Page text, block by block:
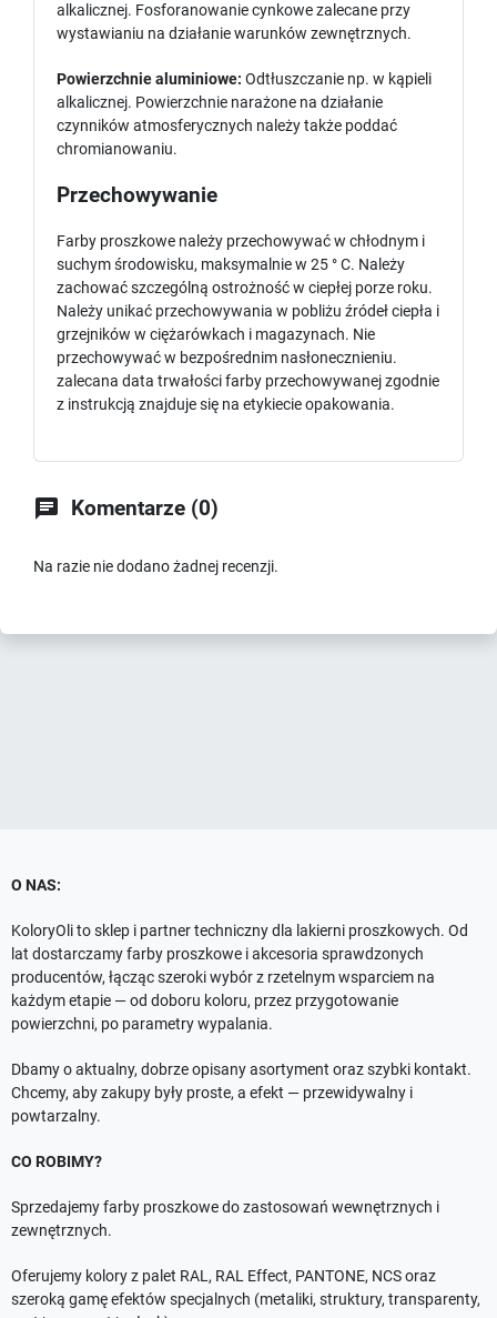
alkalicznej. Fosforanowanie cynkowe zalecane przy
wystawianiu na działanie warunków zewnętrznych.
Powierzchnie aluminiowe: Odtłuszczanie np. w kąpieli
alkalicznej. Powierzchnie narażone na działanie
czynników atmosferycznych należy także poddać
chromianowaniu.
Przechowywanie
Farby proszkowe należy przechowywać w chłodnym i
suchym środowisku, maksymalnie w 25 ° C. Należy
zachować szczególną ostrożność w ciepłej porze roku.
Należy unikać przechowywania w pobliżu źródeł ciepła i
grzejników w ciężarówkach i magazynach. Nie
przechowywać w bezpośrednim nasłonecznieniu.
zalecana data trwałości farby przechowywanej zgodnie
z instrukcją znajduje się na etykiecie opakowania.
 Komentarze (0)
Na razie nie dodano żadnej recenzji.
O NAS:
KoloryOli to sklep i partner techniczny dla lakierni proszkowych. Od
lat dostarczamy farby proszkowe i akcesoria sprawdzonych
producentów, łącząc szeroki wybór z rzetelnym wsparciem na
każdym etapie — od doboru koloru, przez przygotowanie
powierzchni, po parametry wypalania.
Dbamy o aktualny, dobrze opisany asortyment oraz szybki kontakt.
Chcemy, aby zakupy były proste, a efekt — przewidywalny i
powtarzalny.
CO ROBIMY?
Sprzedajemy farby proszkowe do zastosowań wewnętrznych i
zewnętrznych.
Oferujemy kolory z palet RAL, RAL Effect, PANTONE, NCS oraz
szeroką gamę efektów specjalnych (metaliki, struktury, transparenty,